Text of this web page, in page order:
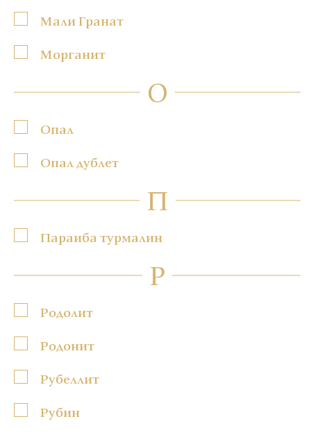
Мали Гранат
Морганит
О
Опал
Опал дублет
П
Параиба турмалин
Р
Родолит
Родонит
Рубеллит
Рубин